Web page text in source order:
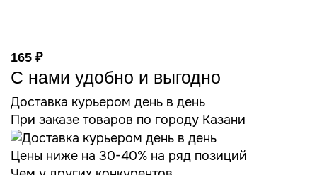
165 ₽
С нами удобно и выгодно
Доставка курьером день в день
При заказе товаров по городу Казани
Цены ниже на 30-40% на ряд позиций